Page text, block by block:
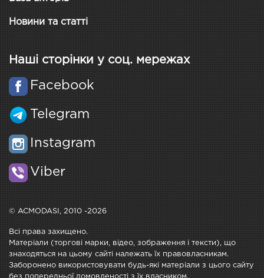
Новини та статті
Наші сторінки у соц. мережах
Facebook
Telegram
Instagram
Viber
© ACMODASI, 2010 -2026
Всі права захищено.
Матеріали (торгові марки, відео, зображення і тексти), що
знаходяться на цьому сайті належать їх правовласникам.
Заборонено використовувати будь-які матеріали з цього сайту
без попередньої домовленості з їх власником.